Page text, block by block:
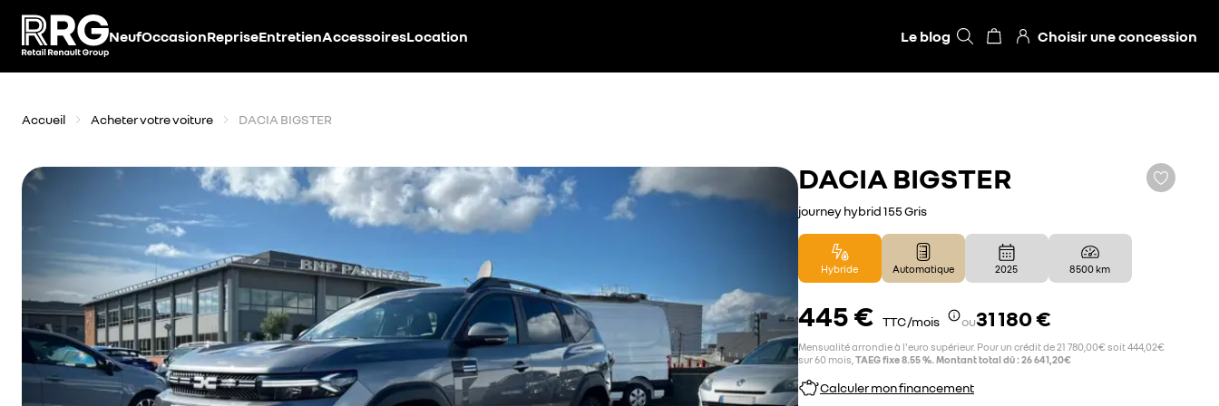
NeufOccasionRepriseEntretienAccessoiresLocation Le blog Choisir une concession
Accueil Acheter votre voiture DACIA BIGSTER
DACIA BIGSTER
journey hybrid 155 Gris
Hybride Automatique 2025 8 500 km
445 € TTC /mois ou31 180 €
Mensualité arrondie à l'euro supérieur. Pour un crédit de 21 780,00€ soit 444,02€
sur 60 mois, TAEG fixe 8.55 %. Montant total dû : 26 641,20€
Calculer mon financement